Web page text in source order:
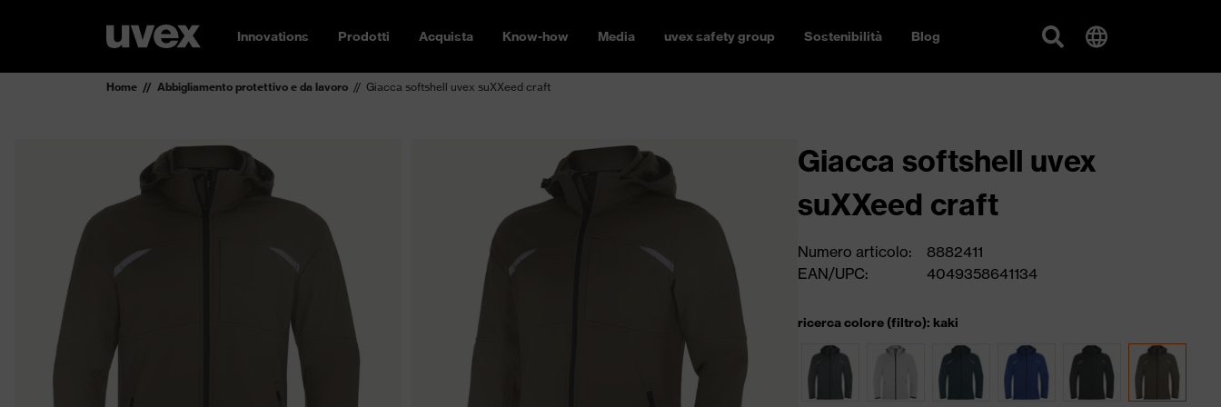
Innovations Prodotti Acquista Know-how Media uvex safety group Sostenibilità Blog
Home Abbigliamento protettivo e da lavoro Giacca softshell uvex suXXeed craft
Giacca softshell uvex
suXXeed craft
Numero articolo:
8882411
EAN/UPC:
4049358641134
ricerca colore (filtro): kaki